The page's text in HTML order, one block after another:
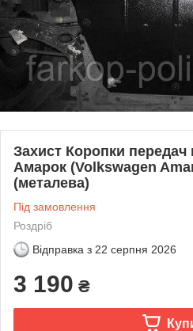
Захист Коропки передач
Амарок (Volkswagen
(металева)
Під замовлення
Роздріб
Відправка з 22 серпня 2026
3 190 ₴